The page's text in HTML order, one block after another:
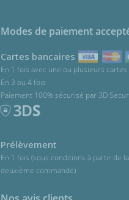
Modes de paiement
Cartes bancaires
En 1 fois avec une ou plusieurs cartes
En 3 ou 4 fois
Paiement 100% sécurisé par 3D
Prélèvement
En 1 fois (sous conditions à partir de la
deuxième commande)